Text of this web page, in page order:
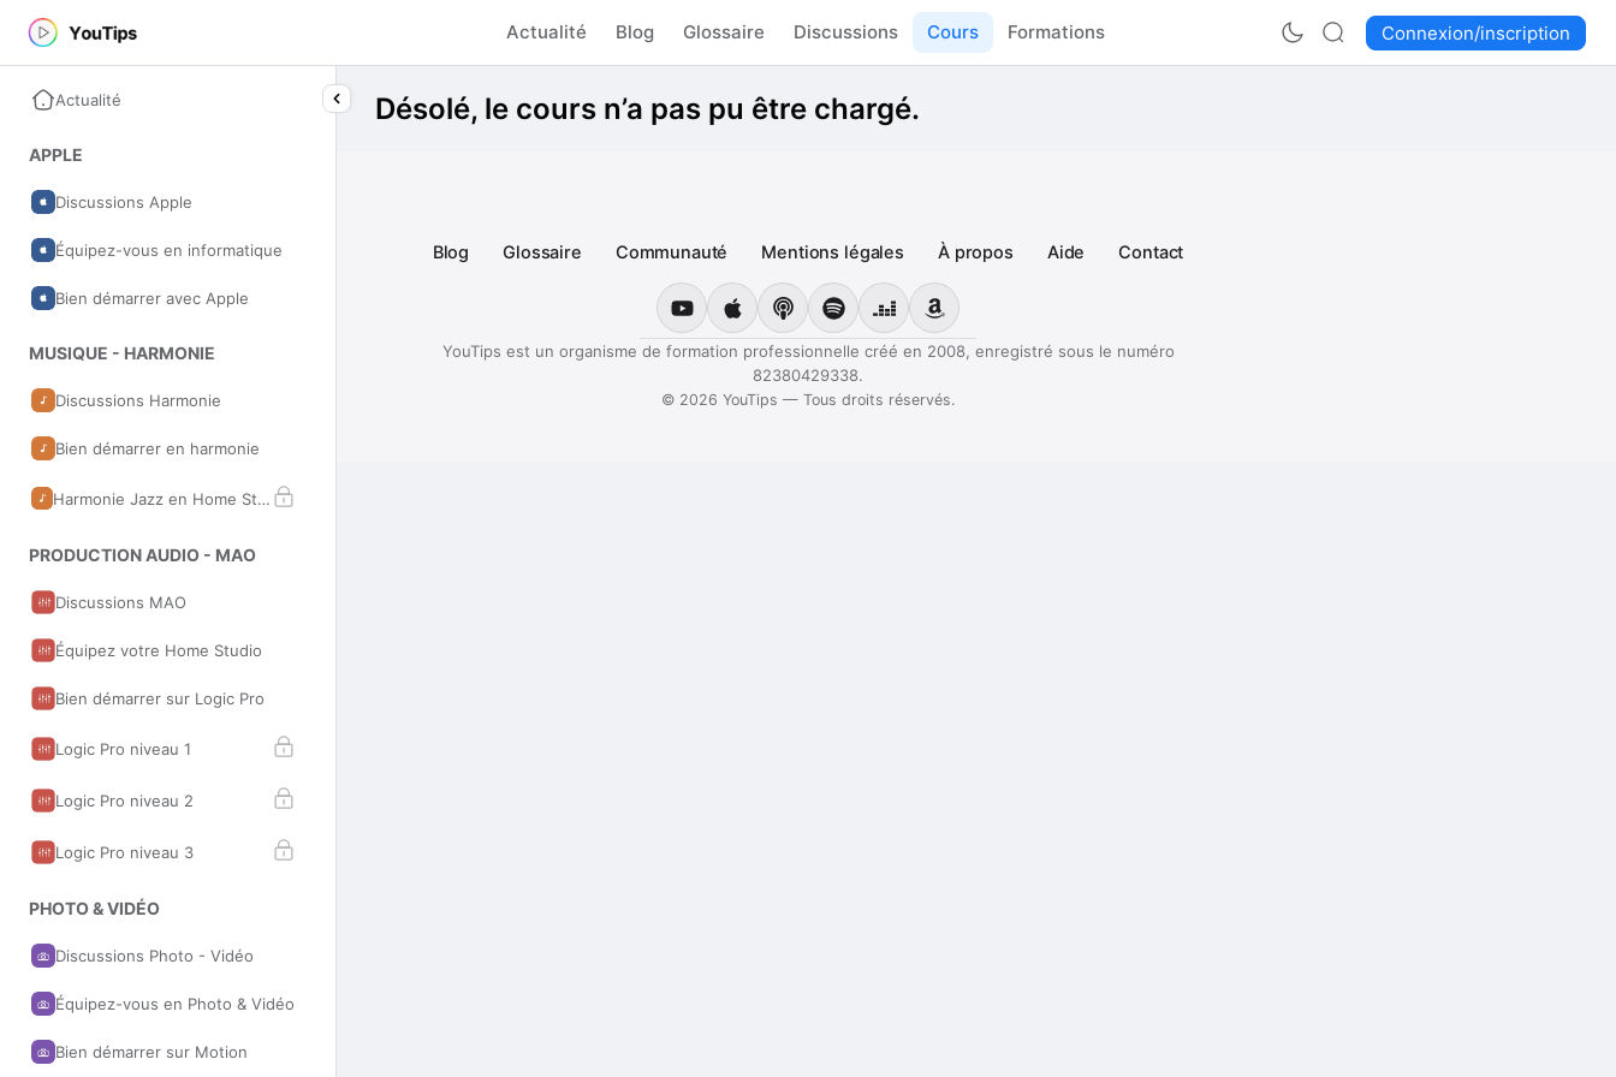
Actualité Blog Glossaire Discussions Cours Formations Connexion/inscription
Actualité
APPLE
Discussions Apple
Équipez-vous en informatique
Bien démarrer avec Apple
MUSIQUE - HARMONIE
Discussions Harmonie
Bien démarrer en harmonie
Harmonie Jazz en Home Studio
PRODUCTION AUDIO - MAO
Discussions MAO
Équipez votre Home Studio
Bien démarrer sur Logic Pro
Logic Pro niveau 1
Logic Pro niveau 2
Logic Pro niveau 3
PHOTO & VIDÉO
Discussions Photo - Vidéo
Équipez-vous en Photo & Vidéo
Bien démarrer sur Motion
Désolé, le cours n’a pas pu être chargé.
Blog Glossaire Communauté Mentions légales À propos Aide Contact
YouTubeApple Podcasts
Podcast Podcastics
SpotifyDeezerAmazon Music
YouTips est un organisme de formation professionnelle créé en 2008, enregistré sous le numéro
82380429338.
© 2026 YouTips — Tous droits réservés.